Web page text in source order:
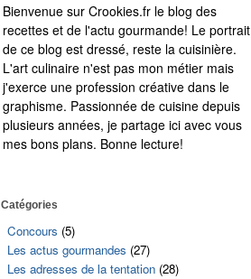
Bienvenue sur Crookies.fr le blog des
recettes et de l'actu gourmande! Le portrait
de ce blog est dressé, reste la cuisinière.
L'art culinaire n'est pas mon métier mais
j'exerce une profession créative dans le
graphisme. Passionnée de cuisine depuis
plusieurs années, je partage ici avec vous
mes bons plans. Bonne lecture!
Catégories
Concours (5)
Les actus gourmandes (27)
Les adresses de la tentation (28)